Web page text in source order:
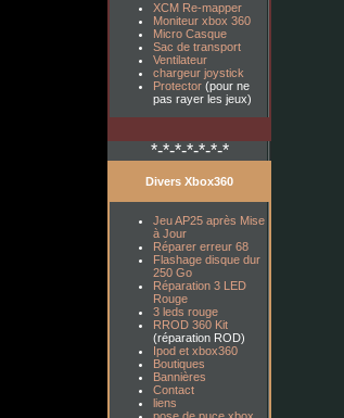
XCM Re-mapper
Moniteur xbox 360
Micro Casque
Sac de transport
Ventilateur
chargeur joystick
Protector (pour ne
pas rayer les jeux)
*-*-*-*-*-*-*
Divers Xbox360
Jeu AP25 après Mise
à Jour
Réparer erreur 68
Flashage disque dur
250 Go
Réparation 3 LED
Rouge
3 leds rouge
RROD 360 Kit
(réparation ROD)
Ipod et xbox360
Boutiques
Bannières
Contact
liens